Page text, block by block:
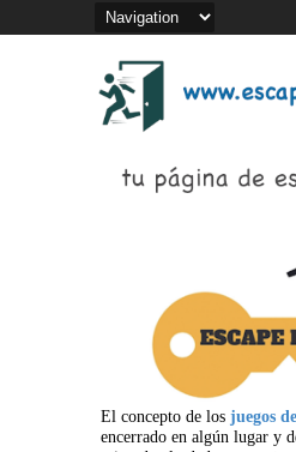
El concepto de los juegos
encerrado en algún lugar y